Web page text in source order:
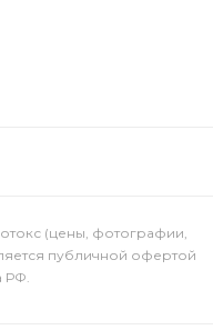
(цены, фотографии,
публичной офертой
РФ.